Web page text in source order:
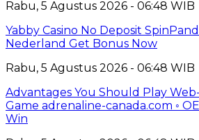
Rabu, 5 Agustus 2026 - 06:48 WIB
Yabby Casino No Deposit
Nederland Get Bonus Now
Rabu, 5 Agustus 2026 - 06:48 WIB
Advantages You Should Play
Game adrenaline-canada.com ◦
Win